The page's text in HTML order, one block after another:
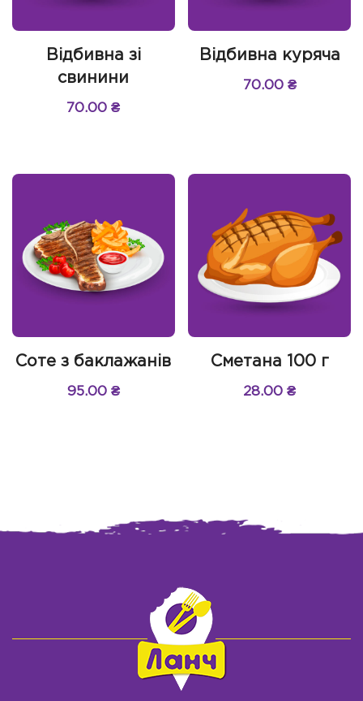
Відбивна зі
свинини
70.00₴
Відбивна куряча
70.00 ₴
Соте з баклажанів
95.00 ₴
Сметана 100 г
28.00₴